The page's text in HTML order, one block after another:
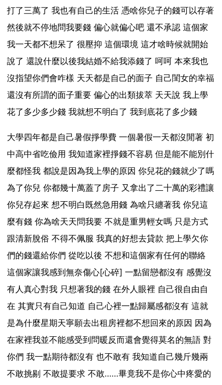
打了三萬了 我也有自己的生活 憑啥你兒子的錢可以存著
然後就不停地問我要錢 偏心就偏心吧 還不承認 這個家
我一天都不想呆了 很壓抑 這個環境 這才啥時候就開始
說了 還說什麼以後我結婚不給我添錢了 呵呵 本來我也
沒指望你們會咋樣 天天都是自己的面子 自己閨女的幸福
還沒有所謂的面子重要 偏心的出類拔萃 天天說 我上學
花了多少多少錢 我就想不明白了 我到底花了多少錢
大學四年都是自己暑假掙學費 一個暑假一天都沒閒著 初
中高中省吃儉用 我知道家裡掙錢不容易 但是能不能別什
麼都怪我 都說是因為我上學的原因 你兒花的錢就少了嗎
為了你兒 你都幾十萬蓋了房子 又拿出了二十萬的彩禮讓
你兒存起來 想不明白既然急用錢 為啥只纏著我 你兒這
麼有錢 你為啥天天問我要 不就是重男輕女嗎 只是方式
跟清新脫俗 不得不佩服 我真的好想去貸款 把上學欠你
們的錢還給你們 從吃以後 不想和這個家有任何的聯絡
這個家讓我感到無奈傷心[心碎] 一點留戀都沒有 感覺沒
有人真心對我 只想著我的錢 在外人眼裡 自己很自由自
在 其實只有自己知道 自己心裡一點歸屬感都沒有 這就
是為什麼星期天寧願去出租房裡都不想回來的原因 因為
在家裡我並不能感受到問暖反而還會覺得莫名的無語 對
你們 我一點期待都沒有 也不敢有 我知道自己幾斤幾兩
不敢挑剔 不敢提要求 不敢……畢竟我不是你心中疼愛的